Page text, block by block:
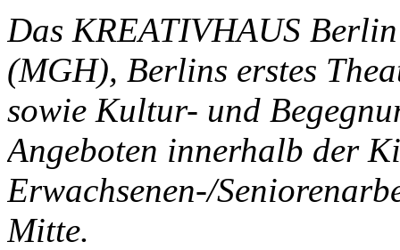
Das KREATIVHAUS
(MGH), Berlins erstes
sowie Kultur- und
Angeboten innerhalb der
Erwachsenen-/
Mitte.